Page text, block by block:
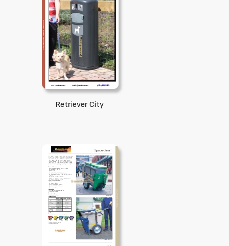
Retriever City